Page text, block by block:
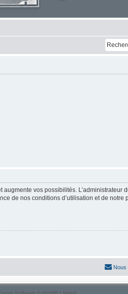
vos possibilités.
de nos conditions d’utilisation et de
Nous
Software © phpBB Limited